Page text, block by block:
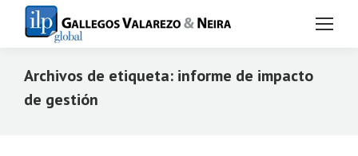
Archivos de etiqueta: informe de impacto
de gestión